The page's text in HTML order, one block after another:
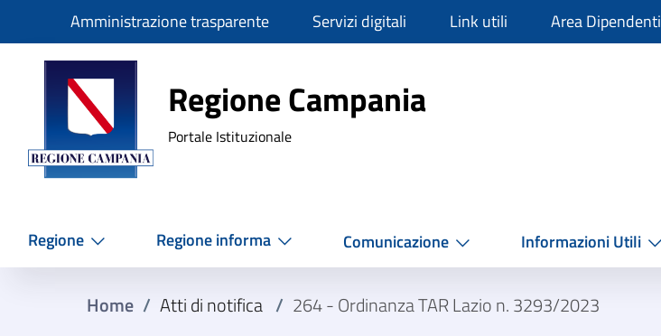
SlimAmministrazione trasparente Servizi digitali Link utili Area Dipendenti
Regione Campania
Regione Campania
Portale Istituzionale
Regione Regione informa Comunicazione Informazioni Utili
Home / Atti di notifica / 264 - Ordinanza TAR Lazio n. 3293/2023